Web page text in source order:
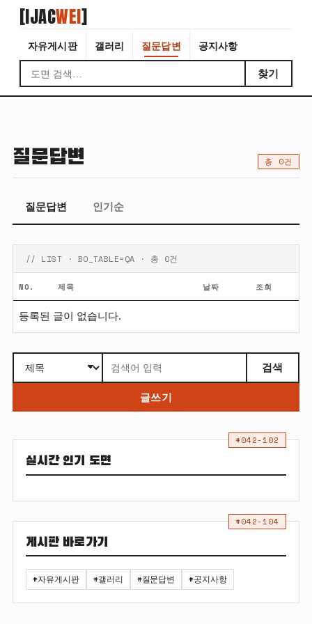
[IJACWEI]
자유게시판 갤러리 질문답변 공지사항
찾기
질문답변 총 0건
질문답변 인기순
// LIST · BO_TABLE=QA · 총 0건
NO. 제목 날짜 조회
등록된 글이 없습니다.
검색
글쓰기
#042-102
실시간 인기 도면
#042-104
게시판 바로가기
#자유게시판 #갤러리 #질문답변 #공지사항